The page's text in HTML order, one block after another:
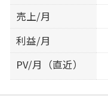
売上/月
利益/月
PV/月（直近）